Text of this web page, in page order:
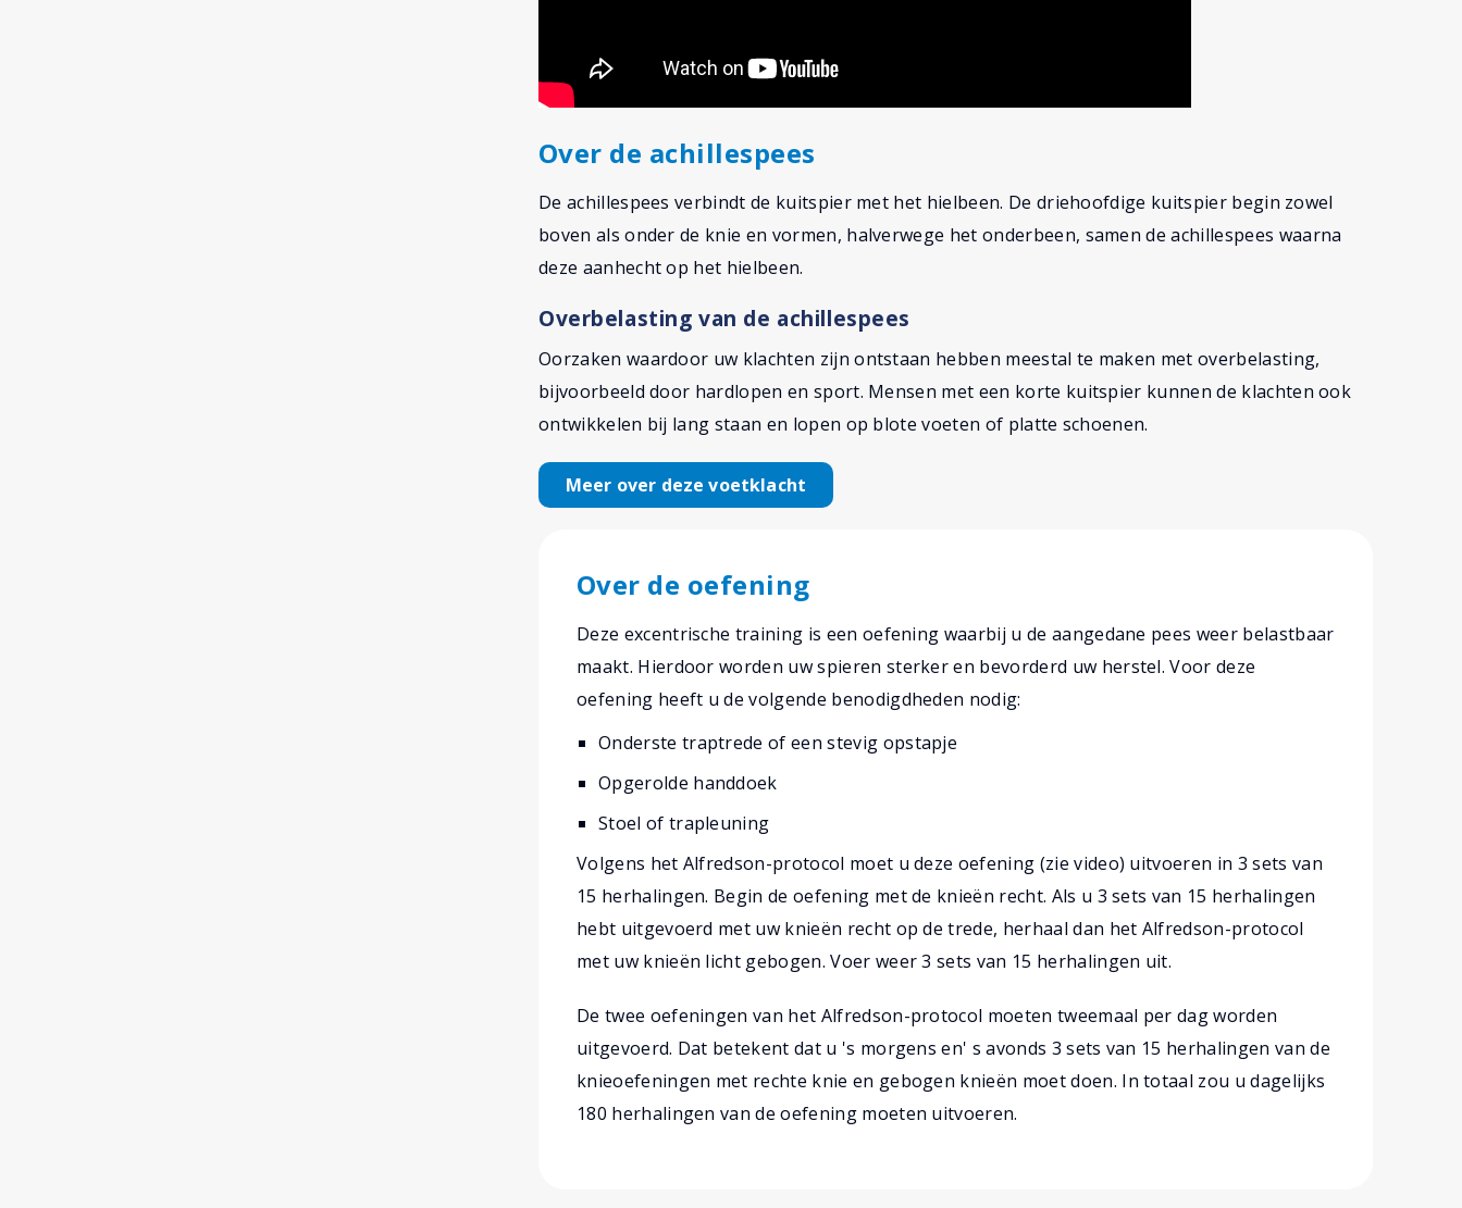
Over de achillespees
De achillespees verbindt de kuitspier met het hielbeen. De driehoofdige kuitspier begin zowel
boven als onder de knie en vormen, halverwege het onderbeen, samen de achillespees waarna
deze aanhecht op het hielbeen.
Overbelasting van de achillespees
Oorzaken waardoor uw klachten zijn ontstaan hebben meestal te maken met overbelasting,
bijvoorbeeld door hardlopen en sport. Mensen met een korte kuitspier kunnen de klachten ook
ontwikkelen bij lang staan en lopen op blote voeten of platte schoenen.
Meer over deze voetklacht
Over de oefening
Deze excentrische training is een oefening waarbij u de aangedane pees weer belastbaar
maakt. Hierdoor worden uw spieren sterker en bevorderd uw herstel. Voor deze
oefening heeft u de volgende benodigdheden nodig:
Onderste traptrede of een stevig opstapje
Opgerolde handdoek
Stoel of trapleuning
Volgens het Alfredson-protocol moet u deze oefening (zie video) uitvoeren in 3 sets van
15 herhalingen. Begin de oefening met de knieën recht. Als u 3 sets van 15 herhalingen
hebt uitgevoerd met uw knieën recht op de trede, herhaal dan het Alfredson-protocol
met uw knieën licht gebogen. Voer weer 3 sets van 15 herhalingen uit.
De twee oefeningen van het Alfredson-protocol moeten tweemaal per dag worden
uitgevoerd. Dat betekent dat u 's morgens en' s avonds 3 sets van 15 herhalingen van de
knieoefeningen met rechte knie en gebogen knieën moet doen. In totaal zou u dagelijks
180 herhalingen van de oefening moeten uitvoeren.